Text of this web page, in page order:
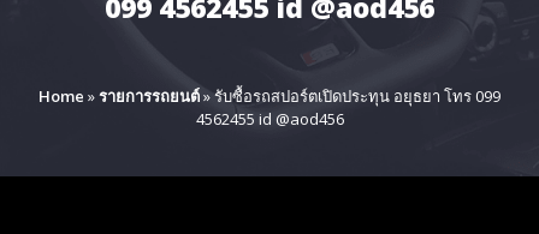
Home »รายการรถยนต์»รับซื้อรถสปอร์ตเปิดประทุน อยุธยา โทร 099
4562455 id @aod456